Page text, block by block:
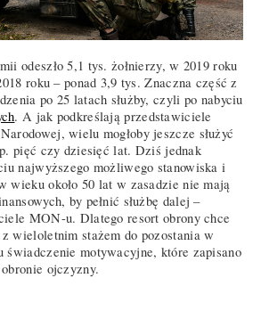
odeszło 5,1 tys. żołnierzy, w 2019 roku
roku – ponad 3,9 tys. Znaczna część z
po 25 latach służby, czyli po nabyciu
. A jak podkreślają przedstawiciele
wielu mogłoby jeszcze służyć
pięć czy dziesięć lat. Dziś jednak
najwyższego możliwego stanowiska i
wieku około 50 lat w zasadzie nie mają
by pełnić służbę dalej –
MON-u. Dlatego resort obrony chce
wieloletnim stażem do pozostania w
świadczenie motywacyjne, które zapisano
ojczyzny.